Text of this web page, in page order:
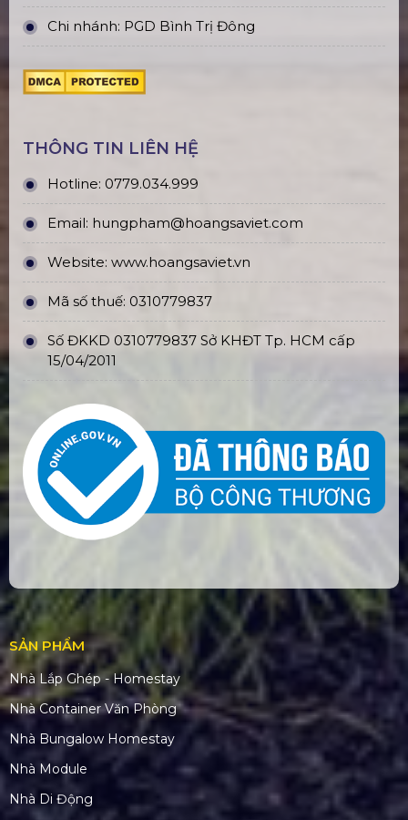
Chi nhánh: PGD Bình Trị Đông
THÔNG TIN LIÊN HỆ
Hotline: 0779.034.999
Email: hungpham@hoangsaviet.com
Website: www.hoangsaviet.vn
Mã số thuế: 0310779837
Số ĐKKD 0310779837 Sở KHĐT Tp. HCM cấp
15/04/2011
SẢN PHẨM
Nhà Lắp Ghép - Homestay
Nhà Container Văn Phòng
Nhà Bungalow Homestay
Nhà Module
Nhà Di Động